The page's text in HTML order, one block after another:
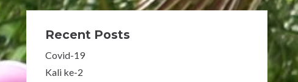
Recent Posts
Covid-19
Kali ke-2